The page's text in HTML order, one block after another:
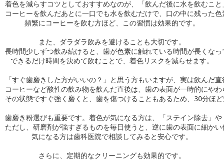
着色を減らすコツとしておすすめなのが、「飲んだ後に水を飲むこと
コーヒーを飲んだあとに一口でも水を飲むだけで、口の中に残った
頻繁にコーヒーを飲む方ほど、この習慣は効果的です。
また、ダラダラ飲みを避けることも大切です。
長時間少しずつ飲み続けると、歯が色素に触れている時間が長くな
できるだけ時間を決めて飲むことで、着色リスクを減らせます。
「すぐ歯磨きした方がいいの？」と思う方もいますが、実は飲んだ
コーヒーなど酸性の飲み物を飲んだ直後は、歯の表面が一時的にや
その状態ですぐ強く磨くと、歯を傷つけることもあるため、30分ほ
歯磨き粉選びも重要です。着色が気になる方は、「ステイン除去」
ただし、研磨剤が強すぎるものを毎日使うと、逆に歯の表面に細か
気になる方は歯科医院で相談してみると安心です。
さらに、定期的なクリーニングも効果的です。